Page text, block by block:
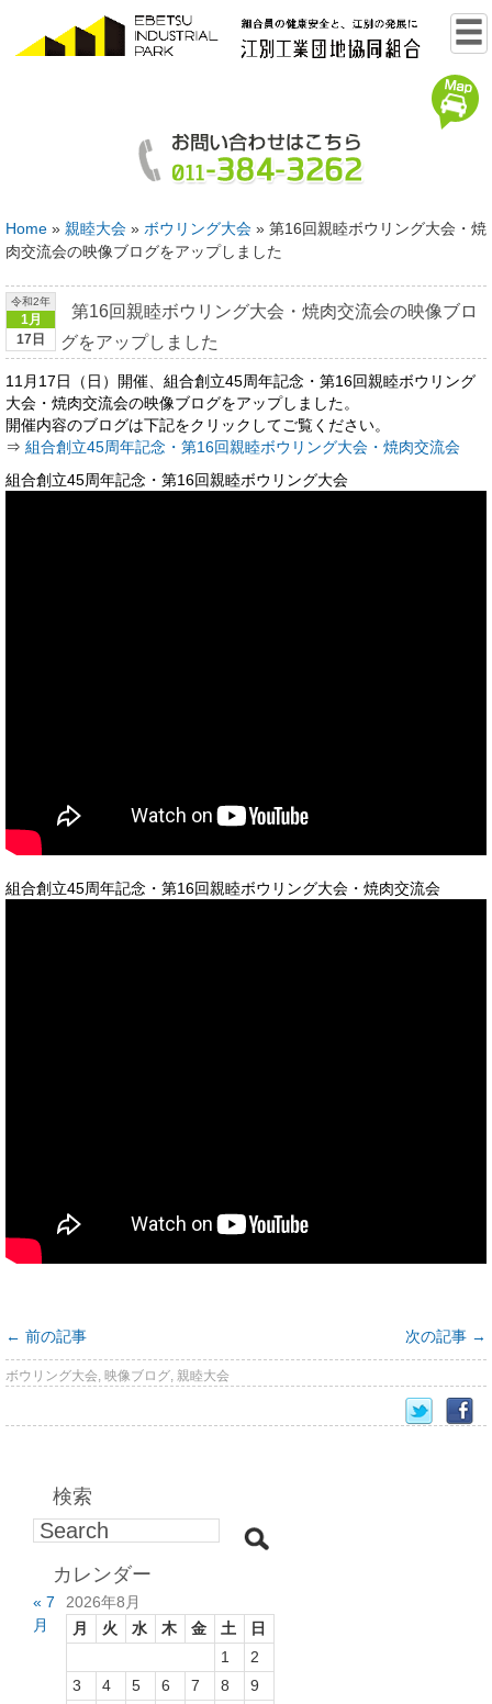
Home » 親睦大会 » ボウリング大会 » 第16回親睦ボウリング大会・焼
肉交流会の映像ブログをアップしました
令和2年
1月
17日
第16回親睦ボウリング大会・焼肉交流会の映像ブロ
グをアップしました
11月17日（日）開催、組合創立45周年記念・第16回親睦ボウリング
大会・焼肉交流会の映像ブログをアップしました。
開催内容のブログは下記をクリックしてご覧ください。
⇒ 組合創立45周年記念・第16回親睦ボウリング大会・焼肉交流会
組合創立45周年記念・第16回親睦ボウリング大会
組合創立45周年記念・第16回親睦ボウリング大会・焼肉交流会
← 前の記事 次の記事 →
ボウリング大会, 映像ブログ, 親睦大会
検索
カレンダー
2026年8月
月
火 水 木 金 土
日
1
2
3
4 5 6 7 8
9
« 7
月